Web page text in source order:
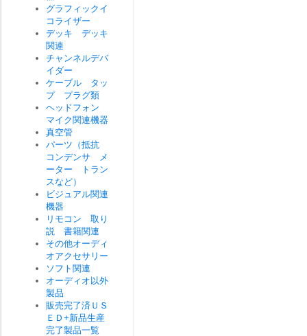
グラフィックイ
コライザー
デッキ デッキ
関連
チャンネルデバ
イダー
ケーブル タッ
プ プラグ類
ヘッドフォン
マイク関連機器
真空管
パーツ（抵抗
コンデンサ メ
ーター トラン
スなど）
ビジュアル関連
機器
リモコン 取り
説 書籍関連
その他オーディ
オアクセサリー
ソフト関連
オーディオ以外
製品
販売完了済ＵＳ
ＥＤ+新品生産
完了製品一覧